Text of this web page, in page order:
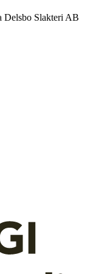
Delsbo Slakteri AB